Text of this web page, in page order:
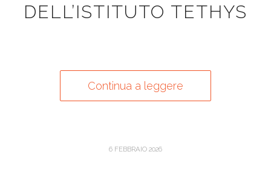
DELL’ISTITUTO TETHYS
Continua a leggere
6 FEBBRAIO 2026